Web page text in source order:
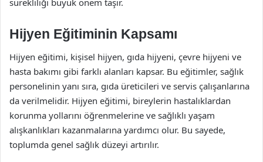
Hijyen Eğitiminin Kapsamı
Hijyen eğitimi, kişisel hijyen, gıda hijyeni, çevre hijyeni ve
hasta bakımı gibi farklı alanları kapsar. Bu eğitimler, sağlık
personelinin yanı sıra, gıda üreticileri ve servis çalışanlarına
da verilmelidir. Hijyen eğitimi, bireylerin hastalıklardan
korunma yollarını öğrenmelerine ve sağlıklı yaşam
alışkanlıkları kazanmalarına yardımcı olur. Bu sayede,
toplumda genel sağlık düzeyi artırılır.